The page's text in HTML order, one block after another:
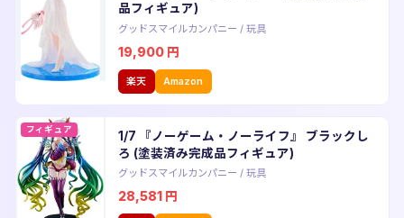
品フィギュア)
グッドスマイルカンパニー / 玩具
19,900 円
楽天 Amazon
フィギュア
1/7 『ノーゲーム・ノーライフ』 ブラックし
ろ (塗装済み完成品フィギュア)
グッドスマイルカンパニー / 玩具
28,581 円